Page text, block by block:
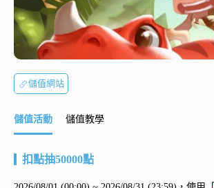
儲值網站
儲值活動 儲值教學
扣點抽50000點